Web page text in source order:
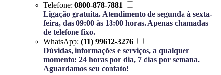
Telefone: 0800-878-7881
Ligação gratuita. Atendimento de segunda à sexta-
feira, das 09:00 às 18:00 horas. Apenas chamadas
de telefone fixo.
WhatsApp: (11) 99612-3276
Dúvidas, informações e serviços, a qualquer
momento: 24 horas por dia, 7 dias por semana.
Aguardamos seu contato!